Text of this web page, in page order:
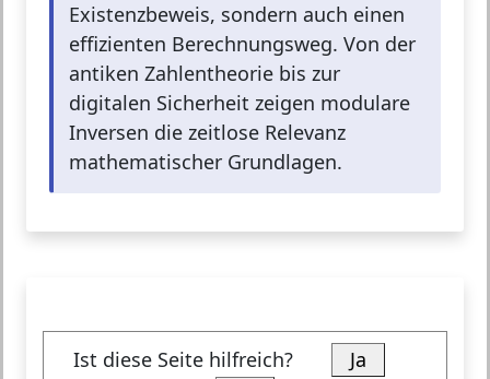
Existenzbeweis, sondern auch einen
effizienten Berechnungsweg. Von der
antiken Zahlentheorie bis zur
digitalen Sicherheit zeigen modulare
Inversen die zeitlose Relevanz
mathematischer Grundlagen.
Ist diese Seite hilfreich?
Ja